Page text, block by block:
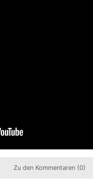
Zu den Kommentaren (0)